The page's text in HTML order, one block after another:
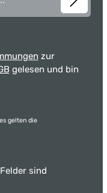
zur
gelesen und bin
gelten die
sind